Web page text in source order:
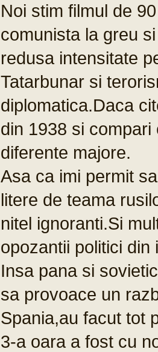
Noi stim filmul de
comunista la greu
redusa intensitate
Tatarbunar si
diplomatica.Daca
din 1938 si
diferente majore.
Asa ca imi permit
litere de teama
nitel ignoranti.Si
opozantii politici
Insa pana si
sa provoace un
Spania,au facut tot
3-a oara a fost cu